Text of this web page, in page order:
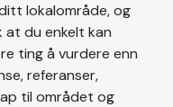
lokalområde, og
at du enkelt kan
ting å vurdere enn
referanser,
til området og